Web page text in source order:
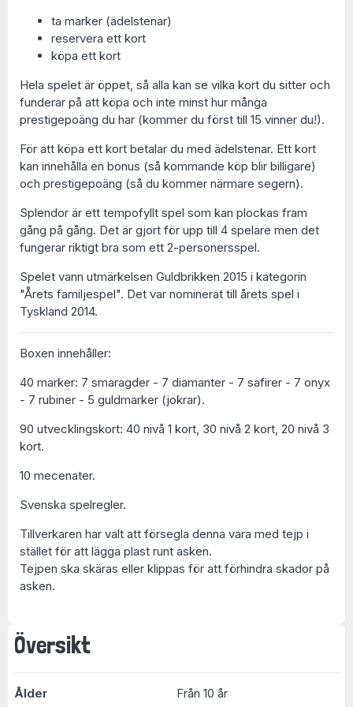
Översikt
Ålder Från 10 år
ta marker (ädelstenar)
reservera ett kort
köpa ett kort
Hela spelet är öppet, så alla kan se vilka kort du sitter och
funderar på att köpa och inte minst hur många
prestigepoäng du har (kommer du först till 15 vinner du!).
För att köpa ett kort betalar du med ädelstenar. Ett kort
kan innehålla en bonus (så kommande köp blir billigare)
och prestigepoäng (så du kommer närmare segern).
Splendor är ett tempofyllt spel som kan plockas fram
gång på gång. Det är gjort för upp till 4 spelare men det
fungerar riktigt bra som ett 2-personersspel.
Spelet vann utmärkelsen Guldbrikken 2015 i kategorin
"Årets familjespel". Det var nominerat till årets spel i
Tyskland 2014.
Boxen innehåller:
40 marker: 7 smaragder - 7 diamanter - 7 safirer - 7 onyx
- 7 rubiner - 5 guldmarker (jokrar).
90 utvecklingskort: 40 nivå 1 kort, 30 nivå 2 kort, 20 nivå 3
kort.
10 mecenater.
Svenska spelregler.
Tillverkaren har valt att försegla denna vara med tejp i
stället för att lägga plast runt asken.
Tejpen ska skäras eller klippas för att förhindra skador på
asken.